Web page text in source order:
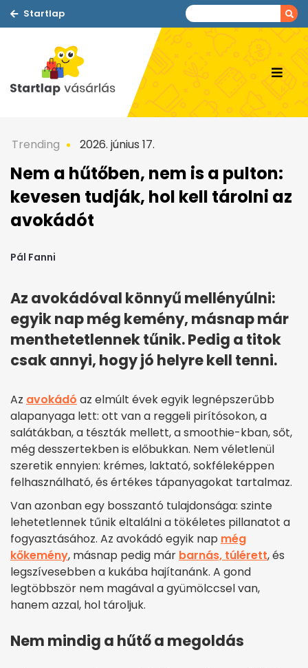
Startlap
Trending 2026. június 17.
Nem a hűtőben, nem is a pulton:
kevesen tudják, hol kell tárolni az
avokádót
Pál Fanni
Az avokádóval könnyű mellényúlni:
egyik nap még kemény, másnap már
menthetetlennek tűnik. Pedig a titok
csak annyi, hogy jó helyre kell tenni.
Az avokádó az elmúlt évek egyik legnépszerűbb
alapanyaga lett: ott van a reggeli pirítósokon, a
salátákban, a tészták mellett, a smoothie-kban, sőt,
még desszertekben is előbukkan. Nem véletlenül
szeretik ennyien: krémes, laktató, sokféleképpen
felhasználható, és értékes tápanyagokat tartalmaz.
Van azonban egy bosszantó tulajdonsága: szinte
lehetetlennek tűnik eltalálni a tökéletes pillanatot a
fogyasztásához. Az avokádó egyik nap még
kőkemény, másnap pedig már barnás, túlérett, és
legszívesebben a kukába hajítanánk. A gond
legtöbbször nem magával a gyümölccsel van,
hanem azzal, hol tároljuk.
Nem mindig a hűtő a megoldás